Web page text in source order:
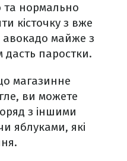
нормально
кісточку з вже
авокадо майже з
дасть паростки.
магазинне
ви можете
з іншими
яблуками, які